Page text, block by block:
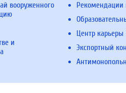
вооруженного
и
Рекомендации
Центр карьеры
Экспортный